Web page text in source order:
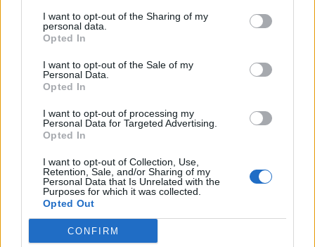
I want to opt-out of the Sharing of my
personal data.
Opted In
I want to opt-out of the Sale of my
Personal Data.
Opted In
I want to opt-out of processing my
Personal Data for Targeted Advertising.
Opted In
I want to opt-out of Collection, Use,
Retention, Sale, and/or Sharing of my
Personal Data that Is Unrelated with the
Purposes for which it was collected.
Opted Out
CONFIRM
familiari, dopo essere stati circondati dai
TI POTREBBE INTERESSARE
LETTERATURA LATINA